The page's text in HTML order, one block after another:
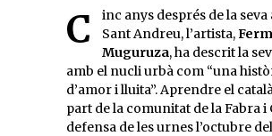
Cinc anys després de la seva arribada a Sant Andreu, l’artista,
Muguruza, ha descrit la
amb el nucli urbà com “una
d’amor i lluita”. Aprendre el
part de la comunitat de la Fabra i
defensa de les urnes l’octubre